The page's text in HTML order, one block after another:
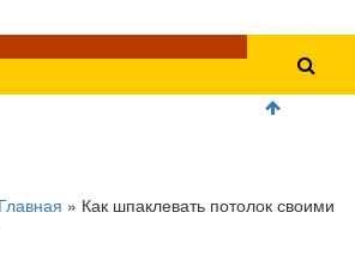
Главная » Как шпаклевать потолок своими